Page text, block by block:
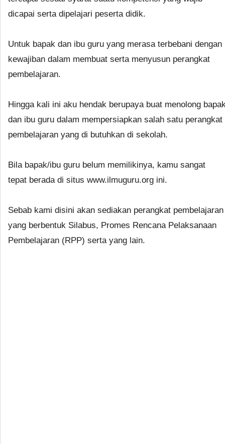
dicapai serta dipelajari peserta didik.
Untuk bapak dan ibu guru yang merasa terbebani dengan
kewajiban dalam membuat serta menyusun perangkat
pembelajaran.
Hingga kali ini aku hendak berupaya buat menolong
dan ibu guru dalam mempersiapkan salah satu perangkat
pembelajaran yang di butuhkan di sekolah.
Bila bapak/ibu guru belum memilikinya, kamu sangat
tepat berada di situs www.ilmuguru.org ini.
Sebab kami disini akan sediakan perangkat pembelajaran
yang berbentuk Silabus, Promes Rencana Pelaksanaan
Pembelajaran (RPP) serta yang lain.